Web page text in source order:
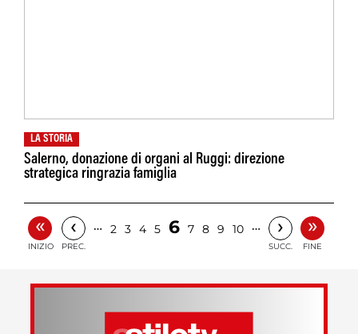
LA STORIA
Salerno, donazione di organi al Ruggi: direzione
strategica ringrazia famiglia
«
INIZIO
‹
PREC.
… 2 3 4 5 6 7 8 9 10 … ›
SUCC.
»
FINE